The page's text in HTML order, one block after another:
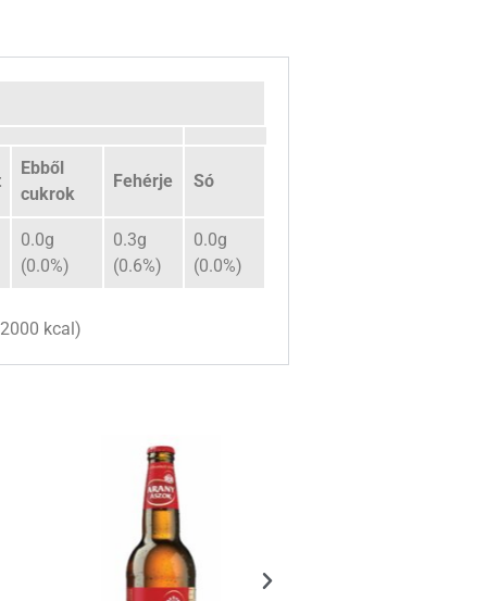
Ebből
cukrok
Fehérje Só
0.0g
(0.0%)
0.3g
(0.6%)
0.0g
(0.0%)
kcal)